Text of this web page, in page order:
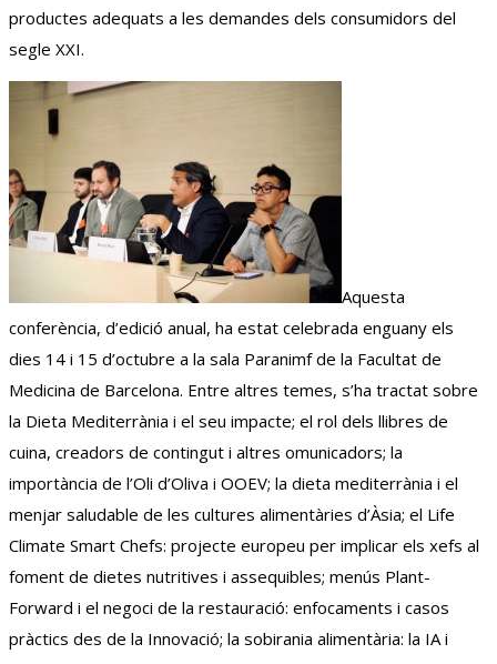
productes adequats a les demandes dels consumidors del
segle XXI.
Aquesta
conferència, d’edició anual, ha estat celebrada enguany els
dies 14 i 15 d’octubre a la sala Paranimf de la Facultat de
Medicina de Barcelona. Entre altres temes, s’ha tractat sobre
la Dieta Mediterrània i el seu impacte; el rol dels llibres de
cuina, creadors de contingut i altres omunicadors; la
importància de l’Oli d’Oliva i OOEV; la dieta mediterrània i el
menjar saludable de les cultures alimentàries d’Àsia; el Life
Climate Smart Chefs: projecte europeu per implicar els xefs al
foment de dietes nutritives i assequibles; menús Plant-
Forward i el negoci de la restauració: enfocaments i casos
pràctics des de la Innovació; la sobirania alimentària: la IA i